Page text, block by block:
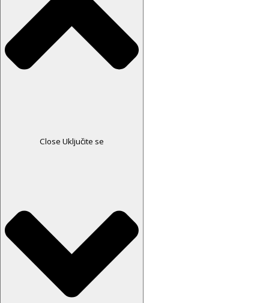
Close Uključite se